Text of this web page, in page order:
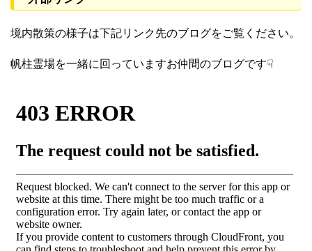
境内散策の様子は下記リンク先のブログをご覧ください。
帆柱霊場を一緒に回っていますお仲間のブログです☟